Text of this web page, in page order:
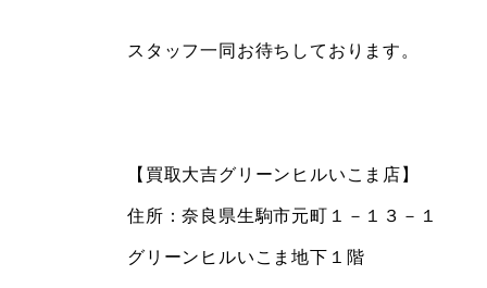
スタッフ一同お待ちしております。
【買取大吉グリーンヒルいこま店】
住所：奈良県生駒市元町１－１３－１
グリーンヒルいこま地下１階